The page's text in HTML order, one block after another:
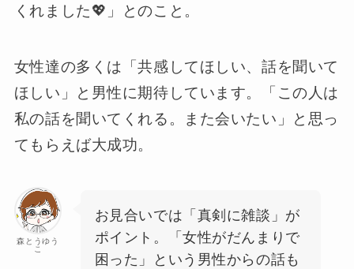
くれました💖」とのこと。
女性達の多くは「共感してほしい、話を聞いて
ほしい」と男性に期待しています。「この人は
私の話を聞いてくれる。また会いたい」と思っ
てもらえば大成功。
森とうゆう
こ
お見合いでは「真剣に雑談」が
ポイント。「女性がだんまりで
困った」という男性からの話も